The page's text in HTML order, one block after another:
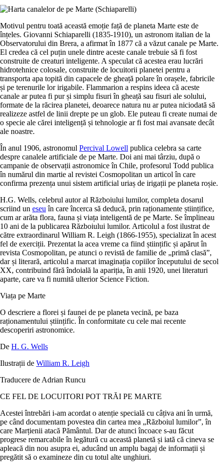
Motivul pentru toată această emoție față de planeta Marte este de
înțeles. Giovanni Schiaparelli (1835-1910), un astronom italian de la
Observatorului din Brera, a afirmat în 1877 că a văzut canale pe Marte.
El credea că cel puțin unele dintre aceste canale trebuie să fi fost
construite de creaturi inteligente. A speculat că acestea erau lucrări
hidrotehnice colosale, construite de locuitorii planetei pentru a
transporta apa topită din capacele de gheață polare în orașele, fabricile
și pe terenurile lor irigabile. Flammarion a respins ideea că aceste
canale ar putea fi pur și simplu fisuri în gheață sau fisuri ale solului,
formate de la răcirea planetei, deoarece natura nu ar putea niciodată să
realizeze astfel de linii drepte pe un glob. Ele puteau fi create numai de
o specie ale cărei inteligență și tehnologie ar fi fost mai avansate decât
ale noastre.
În anul 1906, astronomul Percival Lowell publica celebra sa carte
despre canalele artificiale de pe Marte. Doi ani mai târziu, după o
campanie de observații astronomice în Chile, profesorul Todd publica
în numărul din martie al revistei Cosmopolitan un articol în care
confirma prezența unui sistem artificial uriaș de irigații pe planeta roșie.
H.G. Wells, celebrul autor al Războiului lumilor, completa dosarul
scriind un eseu în care încerca să deducă, prin raționamente științifice,
cum ar arăta flora, fauna și viața inteligentă de pe Marte. Se împlineau
10 ani de la publicarea Războiului lumilor. Articolul a fost ilustrat de
către extraordinarul William R. Leigh (1866-1955), specializat în acest
fel de exerciții. Prezentat la acea vreme ca fiind științific și apărut în
revista Cosmopolitan, pe atunci o revistă de familie de „primă clasă”,
dar și literară, articolul a marcat imaginația copiilor începutului de secol
XX, contribuind fără îndoială la apariția, în anii 1920, unei literaturi
aparte, care va fi numită ulterior Science Fiction.
Viața pe Marte
O descriere a florei și faunei de pe planeta vecină, pe baza
raționamentului științific. În conformitate cu cele mai recente
descoperiri astronomice.
De H. G. Wells
Ilustrații de William R. Leigh
Traducere de Adrian Runcu
CE FEL DE LOCUITORI POT TRĂI PE MARTE
Acestei întrebări i-am acordat o atenție specială cu câțiva ani în urmă,
pe când documentam povestea din cartea mea „Războiul lumilor”, în
care Marțienii atacă Pământul. Dar de atunci încoace s-au făcut
progrese remarcabile în legătură cu această planetă și iată că cineva se
apleacă din nou asupra ei, aducând un amplu bagaj de informații și
pregătit să o examineze din cu totul alte unghiuri.